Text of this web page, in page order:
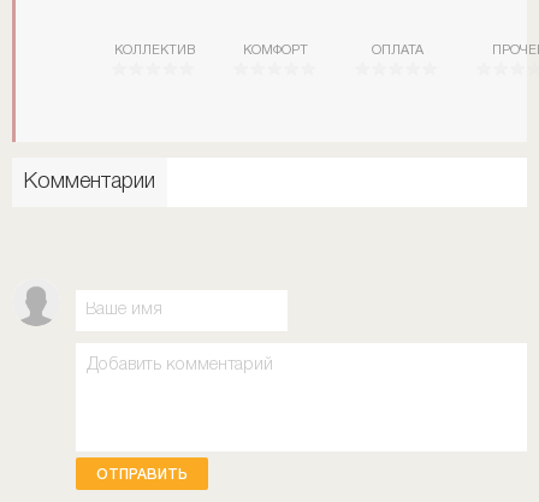
КОЛЛЕКТИВ КОМФОРТ ОПЛАТА
Комментарии
ОТПРАВИТЬ